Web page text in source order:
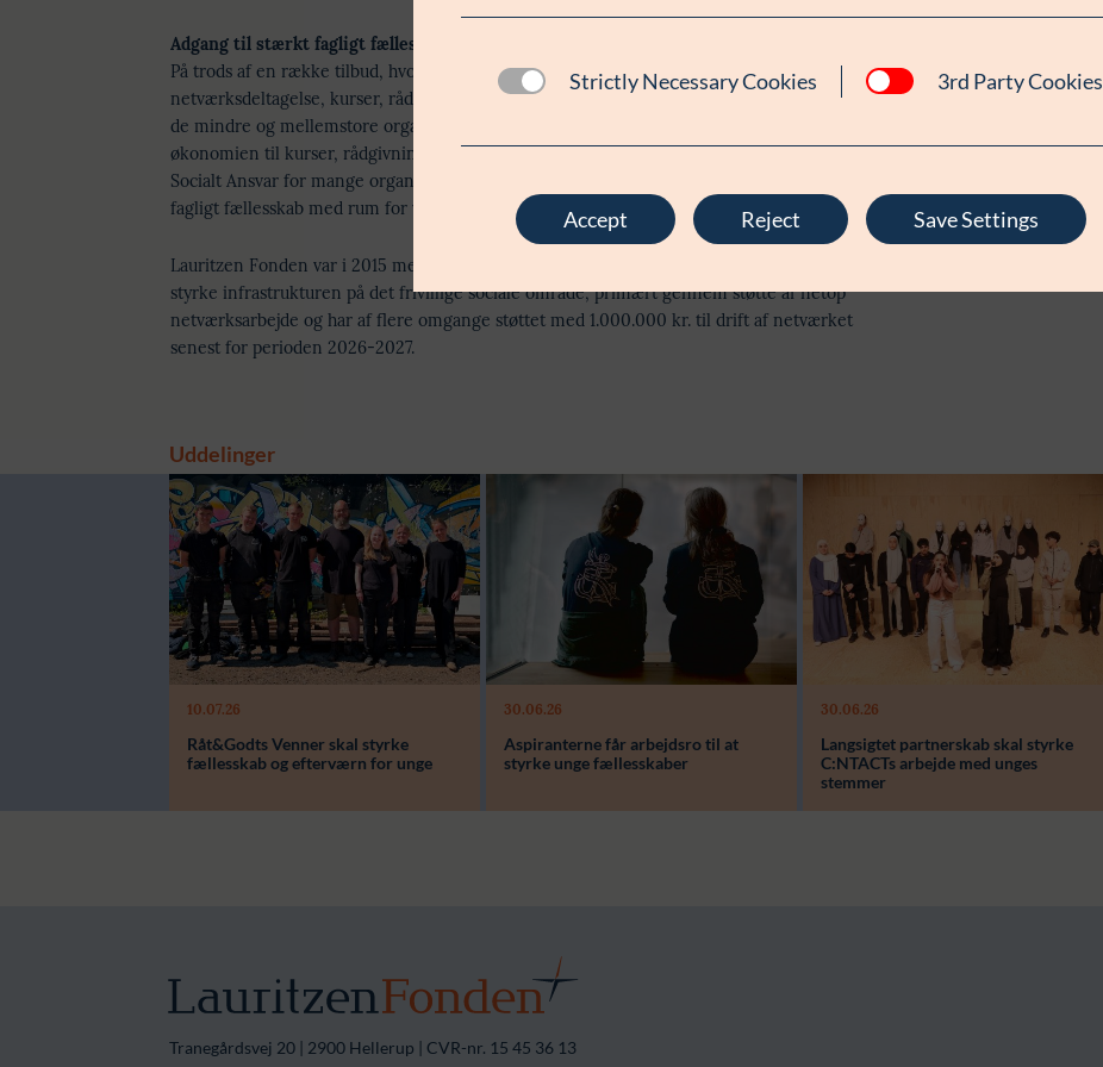
Adgang til stærkt fagligt fællesskab
På trods af en række tilbud, hvor frivillige sociale aktører og organisationer kan købe
netværksdeltagelse, kurser, rådgivning mv. med henblik på kapacitetsopbygning, er særligt
de mindre og mellemstore organisationer pressede. De mindre organisationer har ofte ikke
økonomien til kurser, rådgivning eller deltagelse i betalte netværk. Derfor er Netværk for
Socialt Ansvar for mange organisationer en unik mulighed for at få adgang til et stærkt
fagligt fællesskab med rum for videndeling og sparring, videns- og kapacitetsopbygning.
Lauritzen Fonden var i 2015 med til at kickstarte Fonden for Socialt Ansvars arbejde med at
styrke infrastrukturen på det frivillige sociale område, primært gennem støtte af netop
netværksarbejde og har af flere omgange støttet med 1.000.000 kr. til drift af netværket
senest for perioden 2026-2027.
Uddelinger
10.07.26
Råt&Godts Venner skal styrke
fællesskab og efterværn for unge
Modtager:
Støttebeløb i alt:
30.06.26
Aspiranterne får arbejdsro til at
styrke unge fællesskaber
Modtager:
Støttebeløb i alt:
30.06.26
Langsigtet partnerskab skal styrke
C:NTACTs arbejde med unges
stemmer
Modtager:
C:NTACT
Støttebeløb i alt:6.000.000 kr.
Læs mere
Tranegårdsvej 20 | 2900 Hellerup | CVR-nr. 15 45 36 13
Strictly Necessary Cookies 3rd Party Cookies
Accept Reject Save Settings